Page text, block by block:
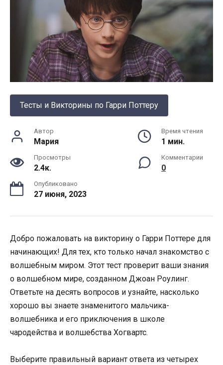
Тесты и Викторины по Гарри Поттеру
Автор
Мария
Время чтения
1 мин.
Просмотры
2.4к.
Комментарии
0
Опубликовано
27 июня, 2023
Добро пожаловать на викторину о Гарри Поттере для
начинающих! Для тех, кто только начал знакомство с
волшебным миром. Этот тест проверит ваши знания
о волшебном мире, созданном Джоан Роулинг.
Ответьте на десять вопросов и узнайте, насколько
хорошо вы знаете знаменитого мальчика-
волшебника и его приключения в школе
чародейства и волшебства Хогвартс.
Выберите правильный вариант ответа из четырех